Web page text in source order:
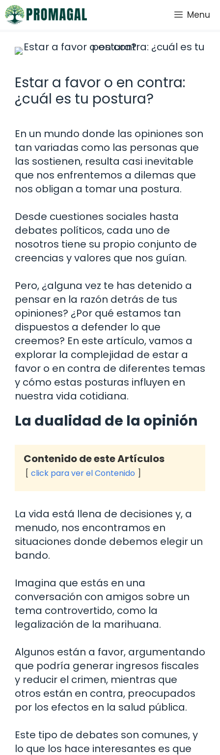
Saltar
al
Menu
Estar a favor o en contra:
¿cuál es tu postura?
En un mundo donde las opiniones son
tan variadas como las personas que
las sostienen, resulta casi inevitable
que nos enfrentemos a dilemas que
nos obligan a tomar una postura.
Desde cuestiones sociales hasta
debates políticos, cada uno de
nosotros tiene su propio conjunto de
creencias y valores que nos guían.
Pero, ¿alguna vez te has detenido a
pensar en la razón detrás de tus
opiniones? ¿Por qué estamos tan
dispuestos a defender lo que
creemos? En este artículo, vamos a
explorar la complejidad de estar a
favor o en contra de diferentes temas
y cómo estas posturas influyen en
nuestra vida cotidiana.
La dualidad de la opinión
Contenido de este Artículos
click para ver el Contenido
La vida está llena de decisiones y, a
menudo, nos encontramos en
situaciones donde debemos elegir un
bando.
Imagina que estás en una
conversación con amigos sobre un
tema controvertido, como la
legalización de la marihuana.
Algunos están a favor, argumentando
que podría generar ingresos fiscales
y reducir el crimen, mientras que
otros están en contra, preocupados
por los efectos en la salud pública.
Este tipo de debates son comunes, y
lo que los hace interesantes es que